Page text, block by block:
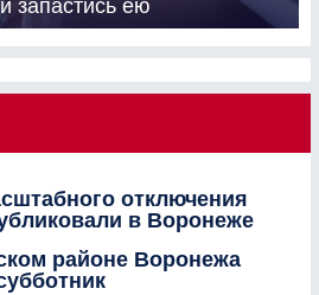
запастись ею
отключения
в Воронеже
районе Воронежа